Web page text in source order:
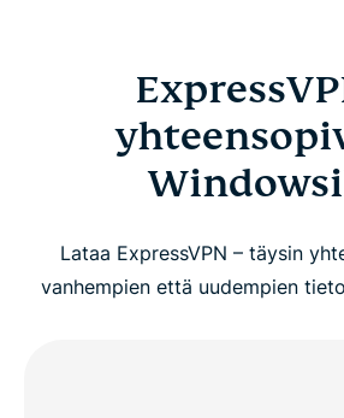
Lataa ExpressVPN – täysin
vanhempien että uudempien